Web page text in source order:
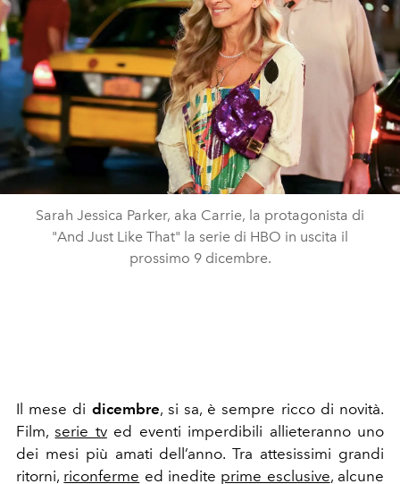
Sarah Jessica Parker, aka Carrie, la protagonista di
"And Just Like That" la serie di HBO in uscita il
prossimo 9 dicembre.
Il mese di dicembre, si sa, è sempre ricco di novità.
Film,serie tved eventi imperdibili allieteranno uno
dei mesi più amati dell’anno. Tra attesissimi grandi
ritorni, riconferme ed inedite prime esclusive, alcune